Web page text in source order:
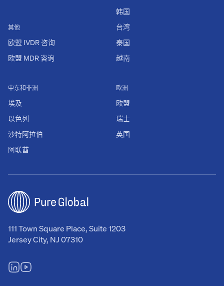
111 Town Square Place, Suite 1203
Jersey City, NJ 07310
其他
欧盟 IVDR 咨询
欧盟 MDR 咨询
欧洲
欧盟
瑞士
英国
中东和非洲
埃及
以色列
沙特阿拉伯
阿联酋
韩国
台湾
泰国
越南